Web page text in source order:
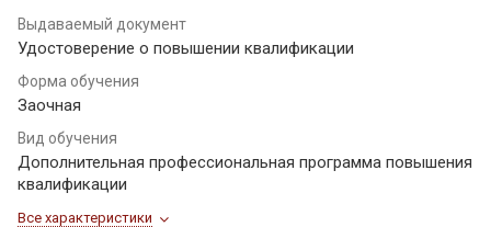
Выдаваемый документ
Удостоверение о повышении квалификации
Форма обучения
Заочная
Вид обучения
Дополнительная профессиональная программа повышения
квалификации
Все характеристики